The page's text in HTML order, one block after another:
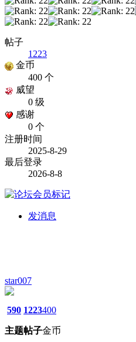
帖子
1223
金币
400 个
威望
0 级
感谢
0 个
注册时间
2025-8-29
最后登录
2026-8-8
发消息
star007
590
主题
1223
帖子
400
金币